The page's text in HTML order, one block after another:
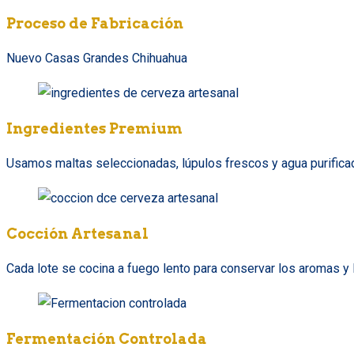
Proceso de Fabricación
Nuevo Casas Grandes Chihuahua
Ingredientes Premium
Usamos maltas seleccionadas, lúpulos frescos y agua
Cocción Artesanal
Cada lote se cocina a fuego lento para conservar los aromas
Fermentación Controlada